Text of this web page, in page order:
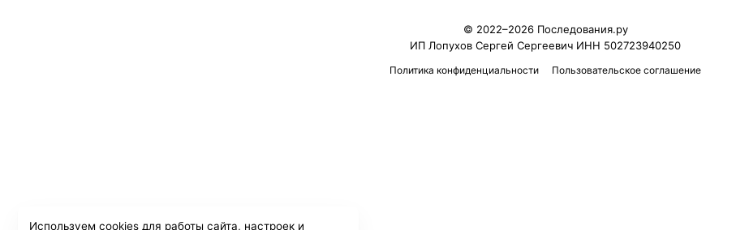
© 2022–2026 Последования.ру
ИП Лопухов Сергей Сергеевич ИНН 502723940250
Политика конфиденциальности Пользовательское соглашение
Используем cookies для работы сайта, настроек и